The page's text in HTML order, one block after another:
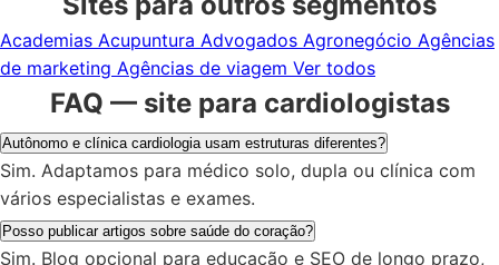
Academias Acupuntura Advogados Agronegócio Agências
de marketing Agências de viagem Ver todos
FAQ — site para cardiologistas
Autônomo e clínica cardiologia usam estruturas diferentes?
Sim. Adaptamos para médico solo, dupla ou clínica com
vários especialistas e exames.
Posso publicar artigos sobre saúde do coração?
Sim. Blog opcional para educação e SEO de longo prazo,